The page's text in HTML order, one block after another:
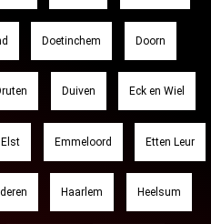
Doetinchem Doorn
Duiven Eck en Wiel
Elst Emmeloord Etten Leur
Haarlem Heelsum